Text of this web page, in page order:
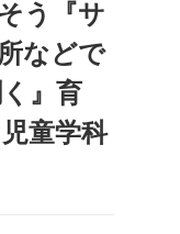
う『サ
などで
』育
童学科